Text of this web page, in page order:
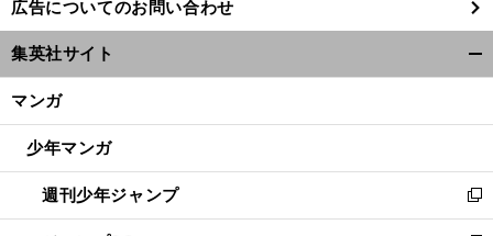
い
ウ
ィ
ン
ウ
開
く
広告についてのお問い合わせ
集英社サイト
マンガ
少年マンガ
週刊少年ジャンプ
新
し